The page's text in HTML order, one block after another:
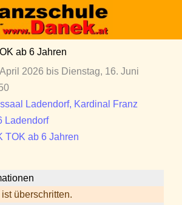
ab 6 Jahren
2026 bis Dienstag, 16. Juni
Ladendorf, Kardinal Franz
Ladendorf
TOK ab 6 Jahren
überschritten.